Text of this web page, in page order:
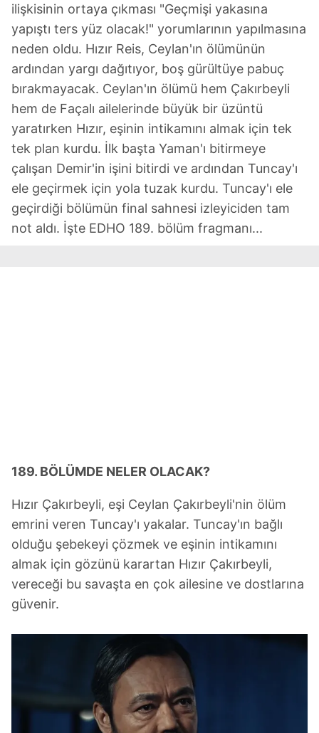
ilişkisinin ortaya çıkması "Geçmişi yakasına
yapıştı ters yüz olacak!" yorumlarının yapılmasına
neden oldu. Hızır Reis, Ceylan'ın ölümünün
ardından yargı dağıtıyor, boş gürültüye pabuç
bırakmayacak. Ceylan'ın ölümü hem Çakırbeyli
hem de Façalı ailelerinde büyük bir üzüntü
yaratırken Hızır, eşinin intikamını almak için tek
tek plan kurdu. İlk başta Yaman'ı bitirmeye
çalışan Demir'in işini bitirdi ve ardından Tuncay'ı
ele geçirmek için yola tuzak kurdu. Tuncay'ı ele
geçirdiği bölümün final sahnesi izleyiciden tam
not aldı. İşte EDHO 189. bölüm fragmanı...
189. BÖLÜMDE NELER OLACAK?
Hızır Çakırbeyli, eşi Ceylan Çakırbeyli'nin ölüm
emrini veren Tuncay'ı yakalar. Tuncay'ın bağlı
olduğu şebekeyi çözmek ve eşinin intikamını
almak için gözünü karartan Hızır Çakırbeyli,
vereceği bu savaşta en çok ailesine ve dostlarına
güvenir.